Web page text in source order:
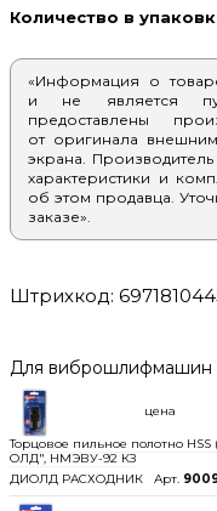
Штрихкод:
Количество в
«Информация о
и не является
предоставлены
от оригинала
экрана.
характеристики и
об этом продавца.
заказе».
Для виброшлифмашин
Торцовое пильное полотно
ОЛД", НМЭВУ-92 КЗ
ДИОЛД РАСХОДНИК
Арт.
цена